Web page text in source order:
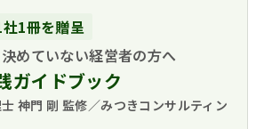
1冊を贈呈
めていない経営者の方へ
ガイドブック
神門 剛 監修／みつきコンサルティン